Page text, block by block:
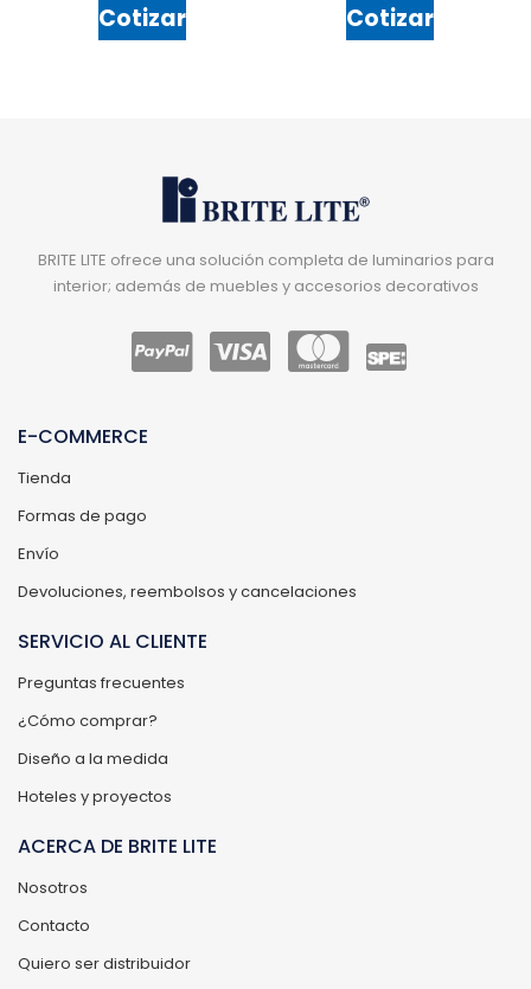
Cotizar Cotizar
BRITE LITE ofrece una solución completa de luminarios para
interior; además de muebles y accesorios decorativos
E-COMMERCE
Tienda
Formas de pago
Envío
Devoluciones, reembolsos y cancelaciones
SERVICIO AL CLIENTE
Preguntas frecuentes
¿Cómo comprar?
Diseño a la medida
Hoteles y proyectos
ACERCA DE BRITE LITE
Nosotros
Contacto
Quiero ser distribuidor